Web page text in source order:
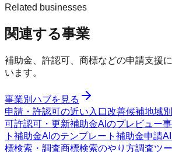
Related businesses
関連する事業
補助金、許認可、商標などの申請支援
います。
事業別ハブを見る
申請・許認可の近い入口改善候補地域
可許認可・更新補助金AIのプレビュー
ト 補助金AIのテンプレート 補助金申請AI
標検索・調査商標検索のやり方調査ツ